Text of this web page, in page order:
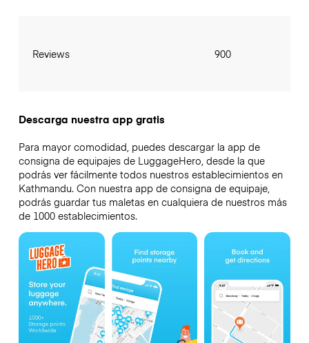
Reviews 900
Descarga nuestra app gratis
Para mayor comodidad, puedes descargar la app de
consigna de equipajes de LuggageHero, desde la que
podrás ver fácilmente todos nuestros establecimientos en
Kathmandu. Con nuestra app de consigna de equipaje,
podrás guardar tus maletas en cualquiera de nuestros más
de 1000 establecimientos.